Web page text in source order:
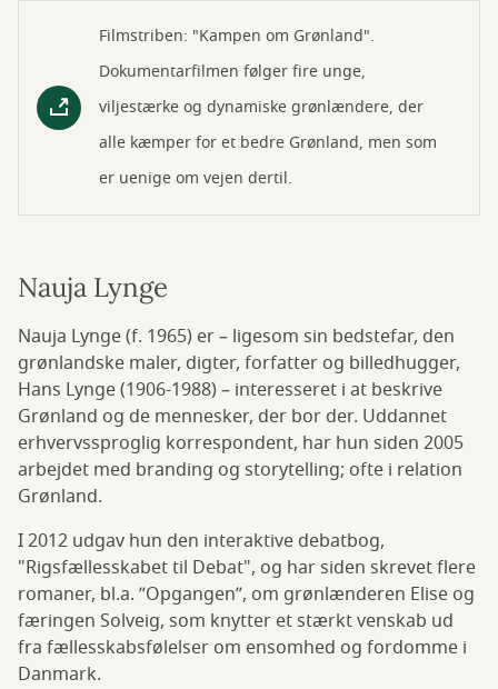
Filmstriben: "Kampen om Grønland".
Dokumentarfilmen følger fire unge,
viljestærke og dynamiske grønlændere, der
alle kæmper for et bedre Grønland, men som
er uenige om vejen dertil.
Nauja Lynge
Nauja Lynge (f. 1965) er – ligesom sin bedstefar, den
grønlandske maler, digter, forfatter og billedhugger,
Hans Lynge (1906-1988) – interesseret i at beskrive
Grønland og de mennesker, der bor der. Uddannet
erhvervssproglig korrespondent, har hun siden 2005
arbejdet med branding og storytelling; ofte i relation
Grønland.
I 2012 udgav hun den interaktive debatbog,
"Rigsfællesskabet til Debat", og har siden skrevet flere
romaner, bl.a. ”Opgangen”, om grønlænderen Elise og
færingen Solveig, som knytter et stærkt venskab ud
fra fællesskabsfølelser om ensomhed og fordomme i
Danmark.